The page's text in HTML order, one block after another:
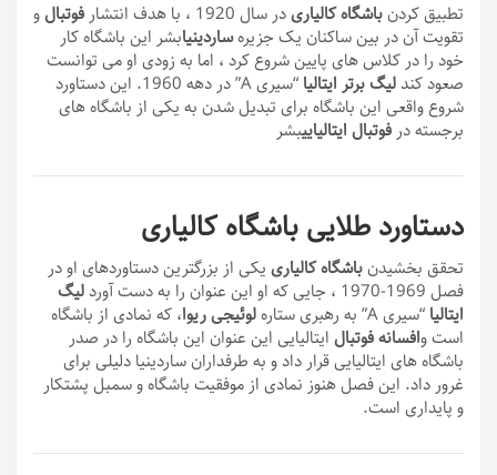
تطبیق کردنباشگاه کالیاریدر سال 1920 ، با هدف انتشار فوتبالو
تقویت آن در بین ساکنان یک جزیرهساردینیابشر این باشگاه کار
خود را در کلاس های پایین شروع کرد ، اما به زودی او می توانست
صعود کندلیگ برتر ایتالیا
“سیری A” در دهه 1960. این دستاورد
شروع واقعی این باشگاه برای تبدیل شدن به یکی از باشگاه های
برجسته در فوتبال ایتالیاییبشر
دستاورد طلایی باشگاه کالیاری
تحقق بخشیدنباشگاه کالیاری یکی از بزرگترین دستاوردهای او در
فصل 1969-1970 ، جایی که او این عنوان را به دست آورد
لیگ
ایتالیا “سیری A” به رهبری ستاره لوئیجی ریوا، که نمادی از باشگاه
است وافسانه فوتبال ایتالیایی این عنوان این باشگاه را در صدر
باشگاه های ایتالیایی قرار داد و به طرفداران ساردینیا دلیلی برای
غرور داد. این فصل هنوز نمادی از موفقیت باشگاه و سمبل پشتکار
و پایداری است.